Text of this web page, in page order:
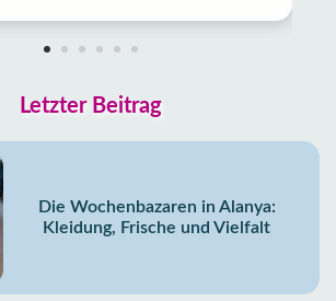
Letzter Beitrag
Die Wochenbazaren in Alanya:
Kleidung, Frische und Vielfalt